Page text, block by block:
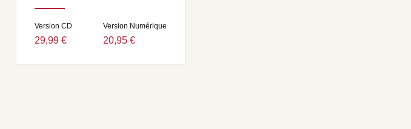
Version CD
29,99 €
Version Numérique
20,95 €